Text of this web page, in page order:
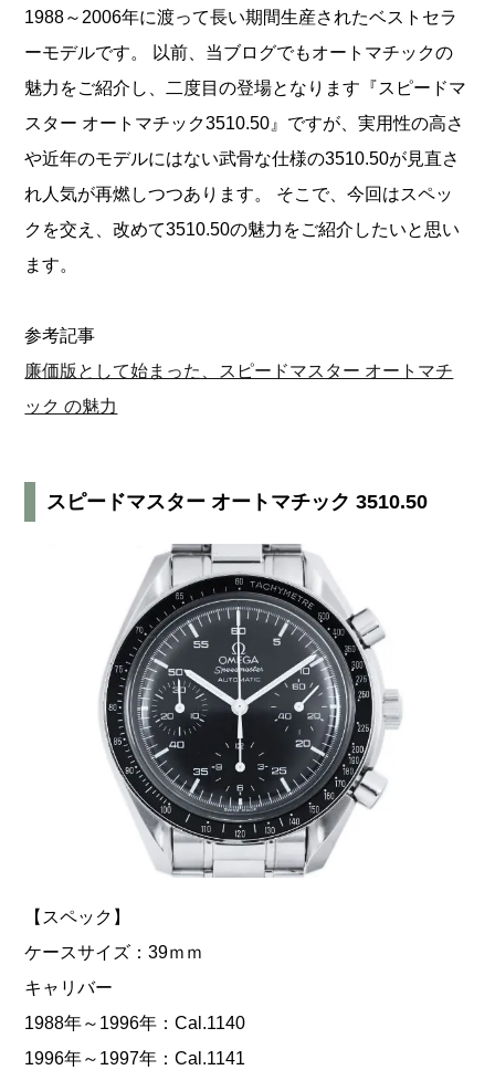
c
e
b
o
o
k
tt
er
e
e
n
a
1988～2006年に渡って長い期間生産されたベストセラ
ーモデルです。 以前、当ブログでもオートマチックの
魅力をご紹介し、二度目の登場となります『スピードマ
スター オートマチック3510.50』ですが、実用性の高さ
や近年のモデルにはない武骨な仕様の3510.50が見直さ
れ人気が再燃しつつあります。 そこで、今回はスペッ
クを交え、改めて3510.50の魅力をご紹介したいと思い
ます。
参考記事
廉価版として始まった、スピードマスター オートマチ
ック の魅力
スピードマスター オートマチック 3510.50
【スペック】
ケースサイズ：39ｍｍ
キャリバー
1988年～1996年：Cal.1140
1996年～1997年：Cal.1141